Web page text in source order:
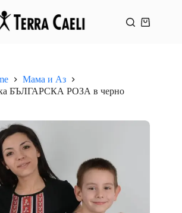
Shopping
Мама и Аз
БЪЛГАРСКА РОЗА в черно